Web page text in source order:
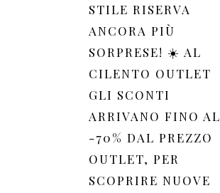
STILE RISERVA
ANCORA PIÙ
SORPRESE! ☀️ AL
CILENTO OUTLET
GLI SCONTI
ARRIVANO FINO AL
-70% DAL PREZZO
OUTLET, PER
SCOPRIRE NUOVE